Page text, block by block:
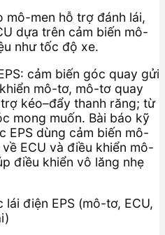
mô-men hỗ trợ đánh lái,
dựa trên cảm biến mô-
như tốc độ xe.
cảm biến góc quay gửi
mô-tơ, mô-tơ quay
kéo–đẩy thanh răng; từ
mong muốn. Bài báo kỹ
EPS dùng cảm biến mô-
ECU và điều khiển mô-
điều khiển vô lăng nhẹ